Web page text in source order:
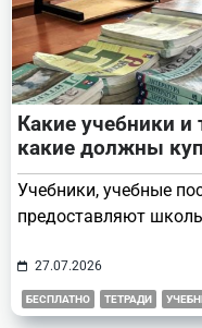
Какие учебники
какие должны
Учебники, учебные
предоставляют
27.07.2026
БЕСПЛАТНО ТЕТРАДИ